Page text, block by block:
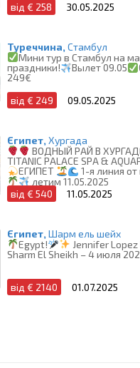
від € 258 30.05.2025
Туреччина, Стамбул
Мини тур в Стамбул на
праздники!
Вылет 09.05
249€
від € 249
09.05.2025
Єгипет, Хургада
ВОДНЫЙ РАЙ В
TITANIC PALACE SPA &
ЕГИПЕТ
1-я линия
летим 11.05.2025
від € 540
11.05.2025
Єгипет, Шарм ель шейх
Egypt!
Jennifer Lopez
Sharm El Sheikh – 4 июля
від € 2140 01.07.2025